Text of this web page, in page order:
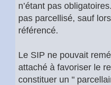
n’étant pas
pas parcellisé, sauf
référencé.
Le SIP ne pouvait
attaché à favoriser le
constituer un "